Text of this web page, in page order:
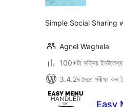
Simple Social Sharing
Agnel Waghela
100+টা সক্ৰিয়
3.4.2ৰ সৈতে পৰীক্ষা কৰা
Easy